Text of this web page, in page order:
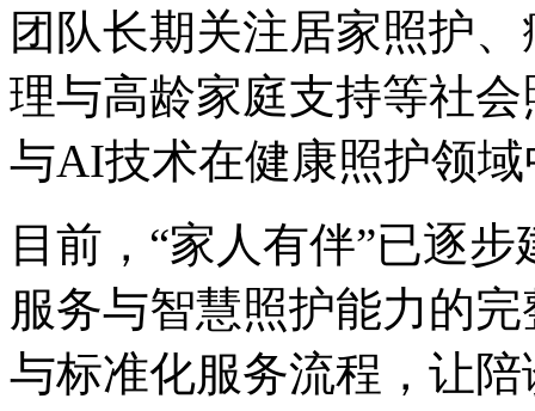
团队长期关注居家照护
理与高龄家庭支持等社
与AI技术在健康照护领
目前，“家人有伴”已逐
服务与智慧照护能力的
与标准化服务流程，让